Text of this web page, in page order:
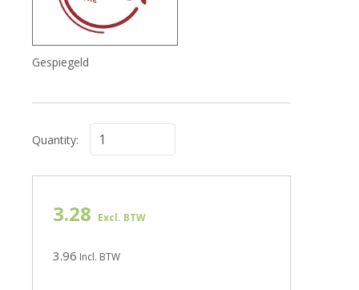
Gespiegeld
Quantity:
3.28 Excl. BTW
3.96 Incl. BTW